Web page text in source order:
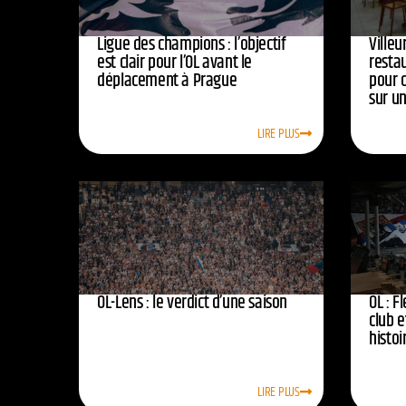
Ligue des champions : l’objectif
est clair pour l’OL avant le
déplacement à Prague
LIRE PLUS
pour
sur
OL-Lens : le verdict d’une saison
LIRE PLUS
OL :
club